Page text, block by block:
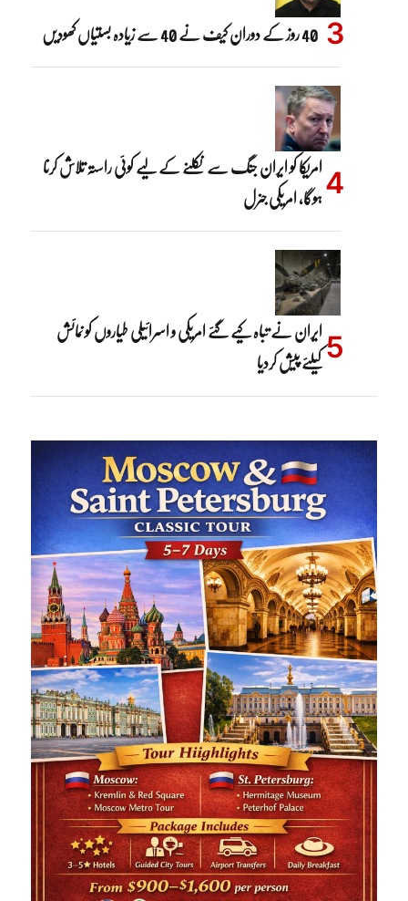
40 روز کے دوران کیف نے 40 سے زیادہ بستیاں کھودیں
امریکا کو ایران جنگ سے نکلنے کے لیے کوئی راستہ تلاش کرنا
ہوگا، امریکی جنرل
ایران نے تباہ کیے گئے امریکی و اسرائیلی طیاروں کو نمائش
کیلئے پیش کردیا